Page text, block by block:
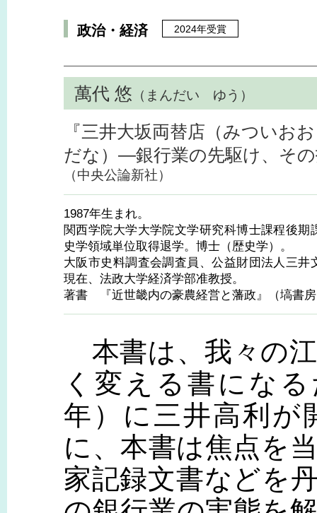
政治・経済 2024年受賞
萬代 悠 （まんだい ゆう）
『三井大坂両替店（みついお
だな）—銀行業の先駆け、そ
（中央公論新社）
1987年生まれ。
関西学院大学大学院文学研究科博士課程後期
史学領域単位取得退学。博士（歴史学）。
大阪市史料調査会調査員、公益財団法人三井
現在、法政大学経済学部准教授。
著書 『近世畿内の豪農経営と藩政』（塙書
本書は、我々の
く変える書にな
年）に三井高利が
に、本書は焦点を
家記録文書などを